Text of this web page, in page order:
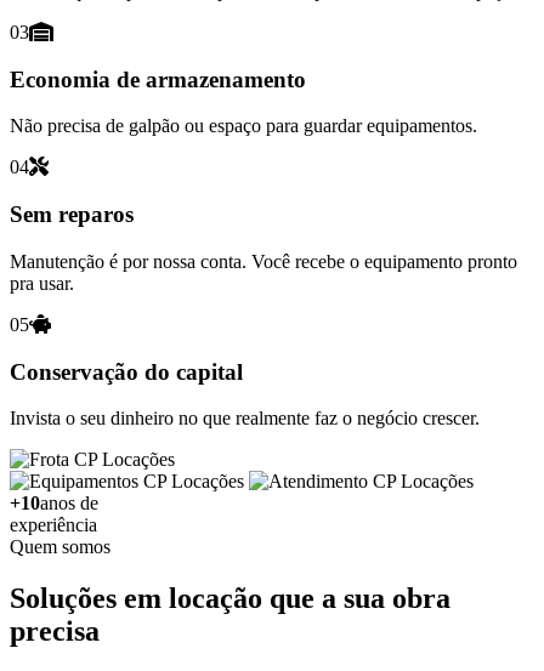
03
Economia de armazenamento
Não precisa de galpão ou espaço para guardar equipamentos.
04
Sem reparos
Manutenção é por nossa conta. Você recebe o equipamento pronto
pra usar.
05
Conservação do capital
Invista o seu dinheiro no que realmente faz o negócio crescer.
+10anos de
experiência
Quem somos
Soluções em locação que a sua obra
precisa